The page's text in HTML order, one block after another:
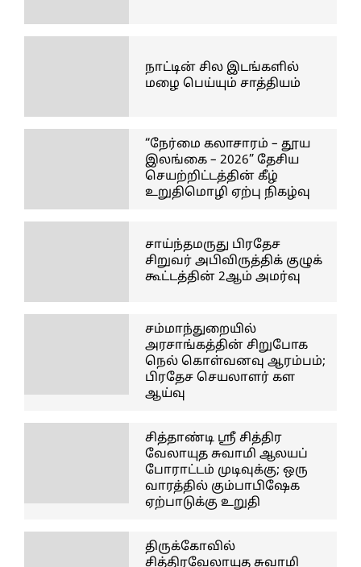
நாட்டின் சில இடங்களில்
மழை பெய்யும் சாத்தியம்
“நேர்மை கலாசாரம் – தூய
இலங்கை – 2026” தேசிய
செயற்றிட்டத்தின் கீழ்
உறுதிமொழி ஏற்பு நிகழ்வு
சாய்ந்தமருது பிரதேச
சிறுவர் அபிவிருத்திக் குழுக்
கூட்டத்தின் 2ஆம் அமர்வு
சம்மாந்துறையில்
அரசாங்கத்தின் சிறுபோக
நெல் கொள்வனவு ஆரம்பம்;
பிரதேச செயலாளர் கள
ஆய்வு
சித்தாண்டி ஸ்ரீ சித்திர
வேலாயுத சுவாமி ஆலயப்
போராட்டம் முடிவுக்கு; ஒரு
வாரத்தில் கும்பாபிஷேக
ஏற்பாடுக்கு உறுதி
திருக்கோவில்
சித்திரவேலாயுத சுவாமி